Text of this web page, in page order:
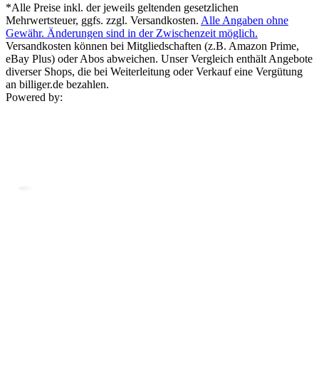
*Alle Preise inkl. der jeweils geltenden gesetzlichen
Mehrwertsteuer, ggfs. zzgl. Versandkosten. Alle Angaben ohne
Gewähr. Änderungen sind in der Zwischenzeit möglich.
Versandkosten können bei Mitgliedschaften (z.B. Amazon Prime,
eBay Plus) oder Abos abweichen. Unser Vergleich enthält Angebote
diverser Shops, die bei Weiterleitung oder Verkauf eine Vergütung
an billiger.de bezahlen.
Powered by: